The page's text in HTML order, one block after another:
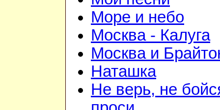
Море и небо
Москва - Калуга
Москва и
Наташка
Не верь, не